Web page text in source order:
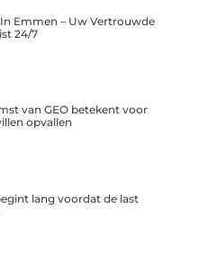
Emmen – Uw Vertrouwde
24/7
van GEO betekent voor
opvallen
lang voordat de last